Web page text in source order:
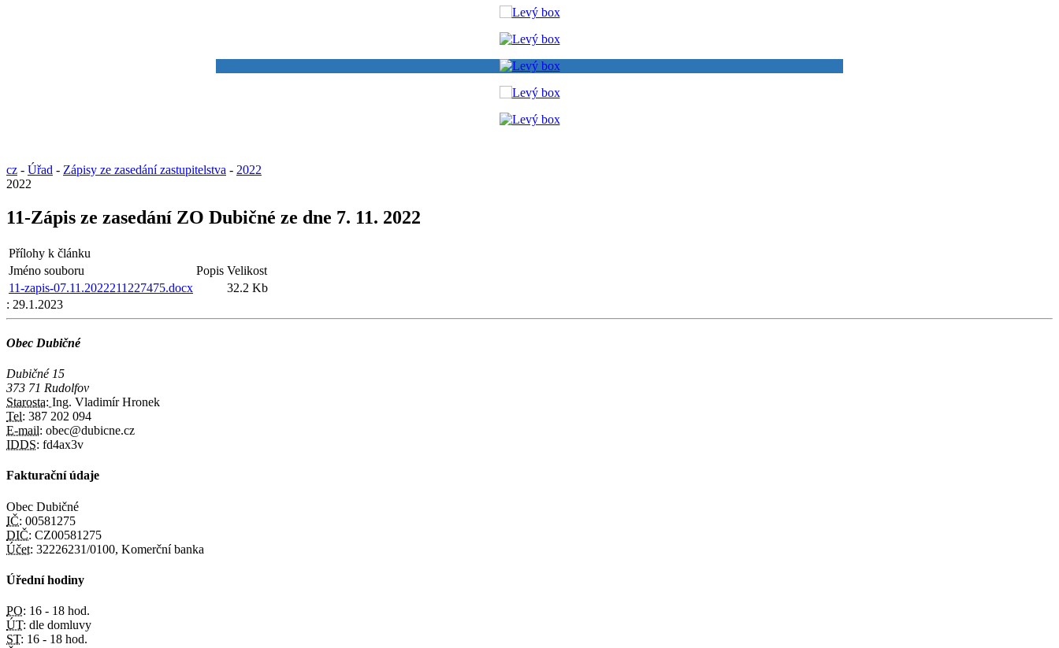
cz - Úřad - Zápisy ze zasedání zastupitelstva - 2022
2022
11-Zápis ze zasedání ZO Dubičné ze dne 7. 11. 2022
Přílohy k článku
Jméno souboru
Popis Velikost
11-zapis-07.11.2022211227475.docx
32.2 Kb
: 29.1.2023
Obec Dubičné
Dubičné 15
373 71 Rudolfov
Starosta: Ing. Vladimír Hronek
Tel: 387 202 094
E-mail: obec@dubicne.cz
IDDS: fd4ax3v
Fakturační údaje
Obec Dubičné
IČ: 00581275
DIČ: CZ00581275
Účet: 32226231/0100, Komerční banka
Úřední hodiny
PO: 16 - 18 hod.
ÚT: dle domluvy
ST: 16 - 18 hod.